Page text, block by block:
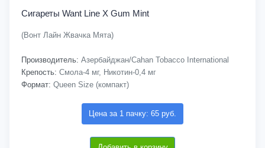
Сигареты Want Line X Gum Mint
(Вонт Лайн Жвачка Мята)
Производитель: Азербайджан/Cahan Tobacco International
Крепость: Смола-4 мг, Никотин-0,4 мг
Формат: Queen Size (компакт)
Цена за 1 пачку: 65 руб.